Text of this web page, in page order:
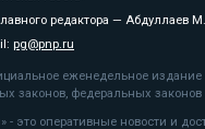
редактора — Абдуллаев
pg@pnp.ru
еженедельное
законов, федеральных
- это оперативные новости и